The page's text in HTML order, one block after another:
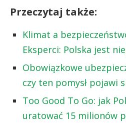
Przeczytaj także:
Klimat a
Eksperci: Polska jest
Obowiązkowe
czy ten pomysł pojawi
Too Good To Go: jak
uratować 15 milionów